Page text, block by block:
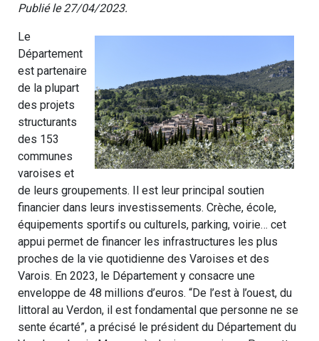
Publié le 27/04/2023.
Le
Département
est partenaire
de la plupart
des projets
structurants
des 153
communes
varoises et
de leurs groupements. Il est leur principal soutien
financier dans leurs investissements. Crèche, école,
équipements sportifs ou culturels, parking, voirie… cet
appui permet de financer les infrastructures les plus
proches de la vie quotidienne des Varoises et des
Varois. En 2023, le Département y consacre une
enveloppe de 48 millions d’euros. “De l’est à l’ouest, du
littoral au Verdon, il est fondamental que personne ne se
sente écarté”, a précisé le président du Département du